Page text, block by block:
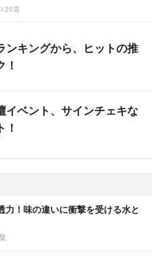
20選
ンキングから、ヒットの推
イベント、サインチェキな
！
力！味の違いに衝撃を受ける水と